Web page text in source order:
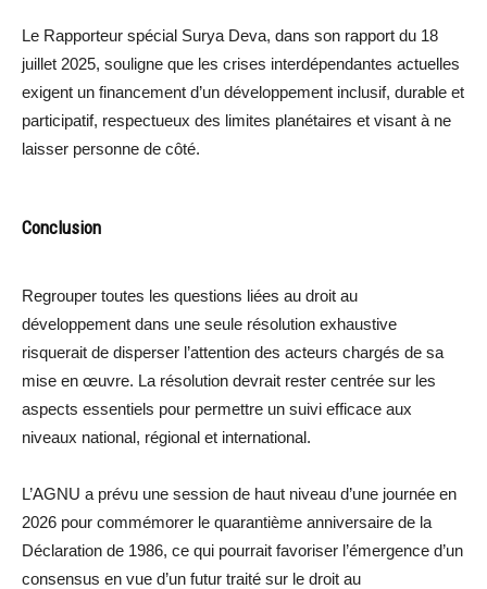
Le Rapporteur spécial Surya Deva, dans son rapport du 18
juillet 2025, souligne que les crises interdépendantes actuelles
exigent un financement d’un développement inclusif, durable et
participatif, respectueux des limites planétaires et visant à ne
laisser personne de côté.
Conclusion
Regrouper toutes les questions liées au droit au
développement dans une seule résolution exhaustive
risquerait de disperser l’attention des acteurs chargés de sa
mise en œuvre. La résolution devrait rester centrée sur les
aspects essentiels pour permettre un suivi efficace aux
niveaux national, régional et international.
L’AGNU a prévu une session de haut niveau d’une journée en
2026 pour commémorer le quarantième anniversaire de la
Déclaration de 1986, ce qui pourrait favoriser l’émergence d’un
consensus en vue d’un futur traité sur le droit au